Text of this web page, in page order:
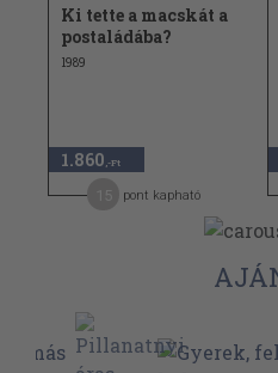
Ki tette a macskát a
postaládába?
1989
1.860 ,-Ft
pont kapható